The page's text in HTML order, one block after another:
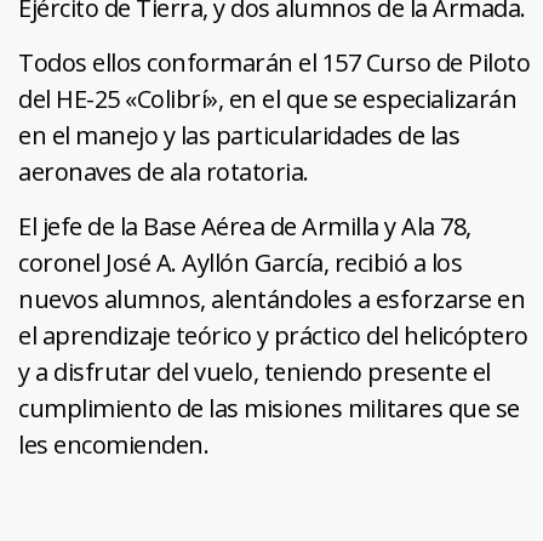
Ejército de Tierra, y dos alumnos de la Armada.
Todos ellos conformarán el 157 Curso de Piloto
del HE-25 «Colibrí», en el que se especializarán
en el manejo y las particularidades de las
aeronaves de ala rotatoria.
El jefe de la Base Aérea de Armilla y Ala 78,
coronel José A. Ayllón García, recibió a los
nuevos alumnos, alentándoles a esforzarse en
el aprendizaje teórico y práctico del helicóptero
y a disfrutar del vuelo, teniendo presente el
cumplimiento de las misiones militares que se
les encomienden.